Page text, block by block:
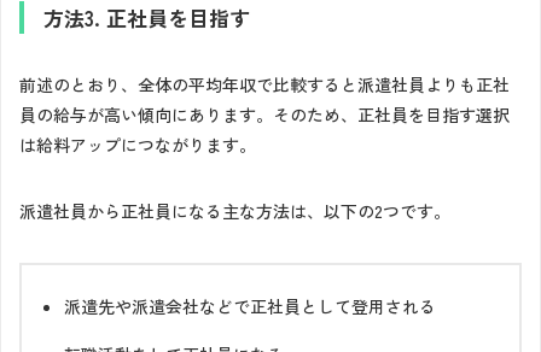
方法3. 正社員を目指す
前述のとおり、全体の平均年収で比較すると派遣社員よりも正社
員の給与が高い傾向にあります。そのため、正社員を目指す選択
は給料アップにつながります。
派遣社員から正社員になる主な方法は、以下の2つです。
派遣先や派遣会社などで正社員として登用される